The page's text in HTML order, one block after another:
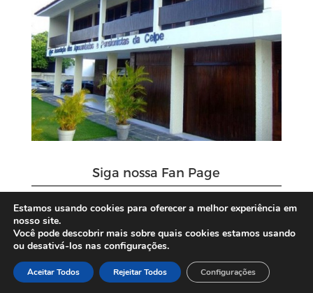
Siga nossa Fan Page
Estamos usando cookies para oferecer a melhor experiência em
nosso site.
Você pode descobrir mais sobre quais cookies estamos usando
ou desativá-los nas configurações.
Aceitar Todos Rejeitar Todos Configurações